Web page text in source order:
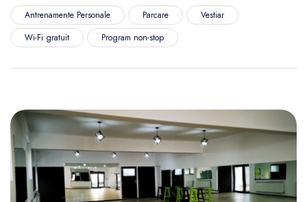
Antrenamente Personale Parcare
Vestiar
Wi-Fi gratuit
Program non-stop